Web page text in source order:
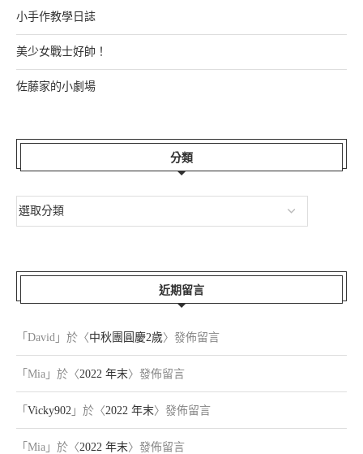
小手作教學日誌
美少女戰士好帥！
佐藤家的小劇場
分類
近期留言
「 David 」於〈中秋團圓慶2歲〉發佈留言
「 Mia 」於〈2022 年末〉發佈留言
「 Vicky902 」於〈2022 年末〉發佈留言
「 Mia 」於〈2022 年末〉發佈留言